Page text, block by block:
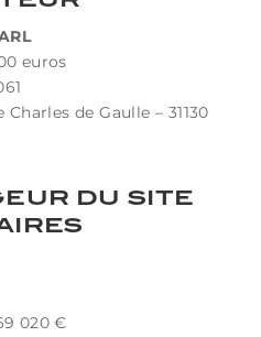
euros
Charles de Gaulle – 31130
DU SITE
020 €